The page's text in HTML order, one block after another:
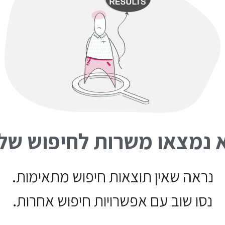
נמצאו משרות לחיפוש
נראה שאין תוצאות חיפוש מתאימות.
נסו שוב עם אפשרויות חיפוש אחרות.